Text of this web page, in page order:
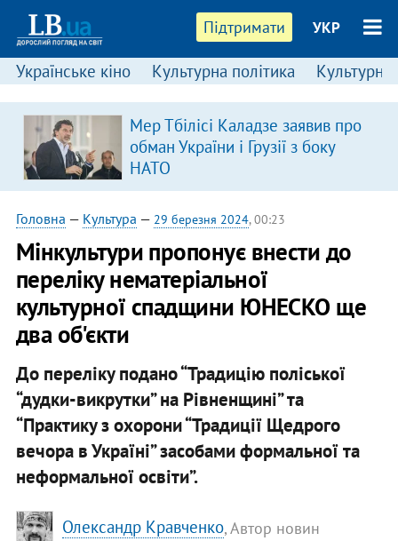
Підтримати УКР
Українське кіно Культурна політика Культурні
Мер Тбілісі Каладзе заявив про
обман України і Грузії з боку
НАТО
Головна — Культура — 29 березня 2024, 00:23
Мінкультури пропонує внести до
переліку нематеріальної
культурної спадщини ЮНЕСКО ще
два об'єкти
До переліку подано “Традицію поліської
“дудки-викрутки” на Рівненщині” та
“Практику з охорони “Традиції Щедрого
вечора в Україні” засобами формальної та
неформальної освіти”.
Олександр Кравченко, Автор новин